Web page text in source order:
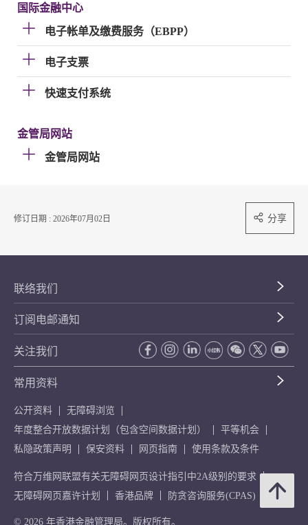
国际金融中心
电子帐单及缴费服务（EBPP）
电子支票
快速支付系统
金管局网站
金管局网站
修订日期 : 2026年07月02日 分享
联络我们
订阅电邮通知
关注我们
常用资料
公开资料
无障碍浏览
年度整合开放数据计划（包含空间数据计划）
平等机会
私隐政策声明
保安资料 网页指南 使用条款及条件
符合万维网联盟有关无障碍网页设计指引中2A级别的要求
无障碍网页嘉许计划
香港品牌 防贪咨询服务(CPAS)
© 2026 年香港金融管理局。版权所有。